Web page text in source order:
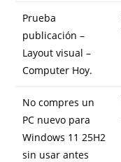
Prueba
publicación –
Layout visual –
Computer Hoy.
No compres un
PC nuevo para
Windows 11 25H2
sin usar antes